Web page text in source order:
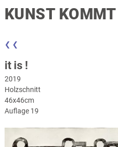
KUNST
❮ ❮
it is !
2019
Holzschnitt
46x46cm
Auflage 19